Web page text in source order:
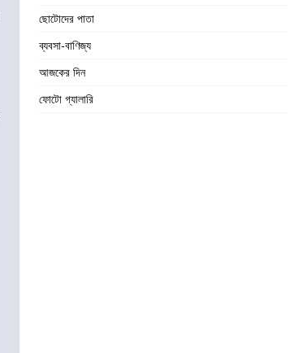
ছোটোদের পাতা
ব্যবসা-বাণিজ্য
আজকের দিন
ফোটো গ্যালারি